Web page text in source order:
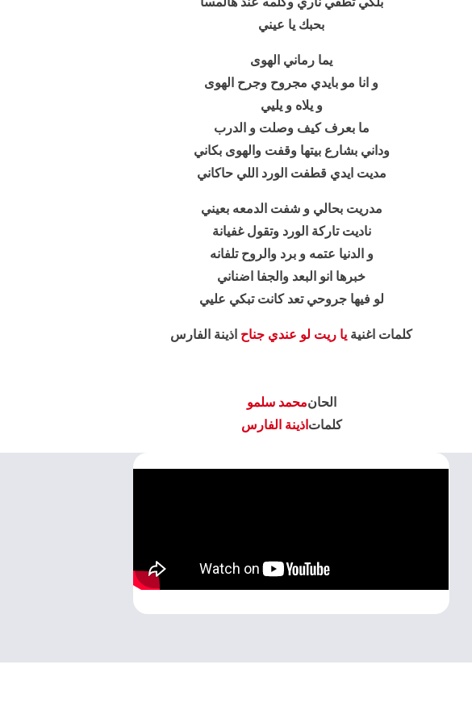
بحبك يا عيني
يما رماني الهوى
و انا مو بايدي مجروح وجرح الهوى
و يلاه و يليي
ما بعرف كيف وصلت و الدرب
وداني بشارع بيتها وقفت والهوى بكاني
مديت ايدي قطفت الورد اللي حاكاني
مدريت بحالي و شفت الدمعه بعيني
ناديت تاركة الورد وتقول غفيانة
و الدنيا عتمه و برد والروح تلفانه
خبرها انو البعد والجفا اضناني
لو فيها جروحي تعد كانت تبكي عليي
كلمات اغنية يا ريت لو عندي جناح اذينة الفارس
الحانمحمد سلمو
كلمات اذينة الفارس